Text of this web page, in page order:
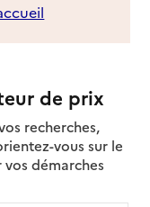
de prix
recherches,
vous sur le
démarches